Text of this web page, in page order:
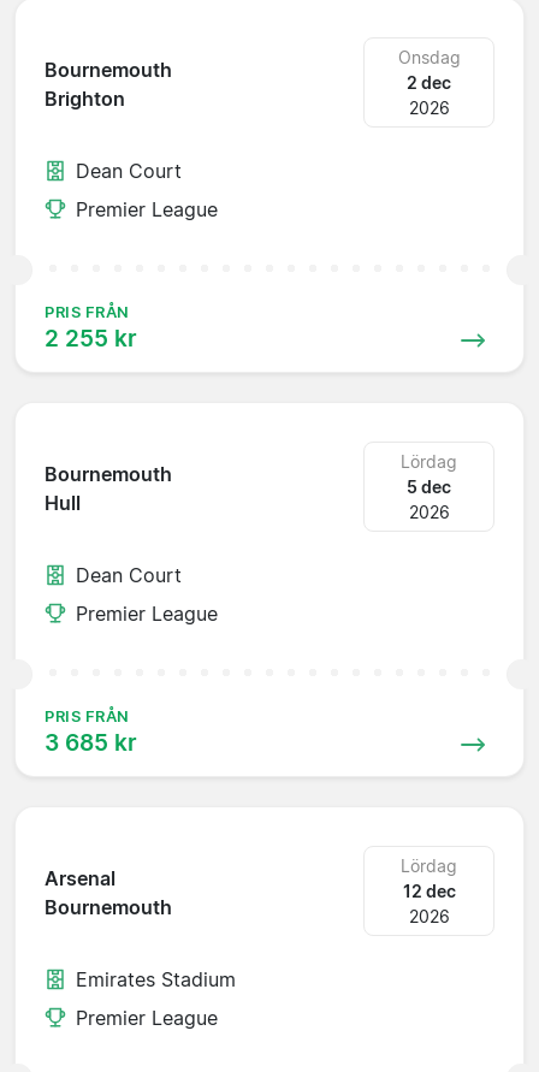
Bournemouth
Brighton
Onsdag
2 dec
2026
Dean Court
Premier League
PRIS FRÅN
2 255 kr
Bournemouth
Hull
Lördag
5 dec
2026
Dean Court
Premier League
PRIS FRÅN
3 685 kr
Arsenal
Bournemouth
Lördag
12 dec
2026
Emirates Stadium
Premier League